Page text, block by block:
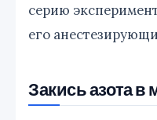
серию
его
Закись азота в